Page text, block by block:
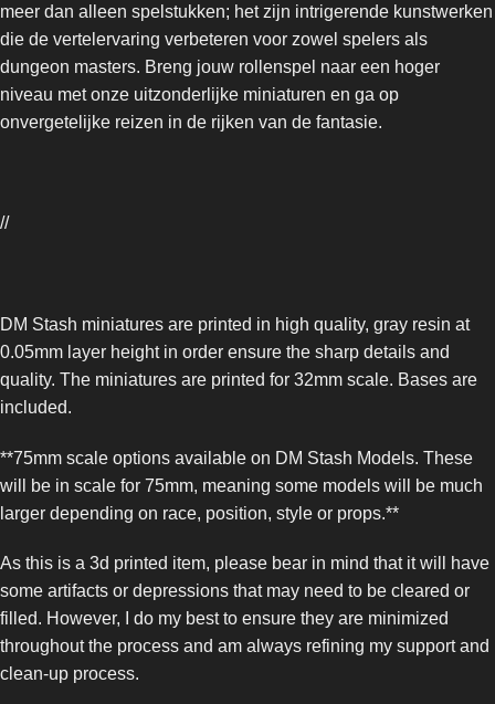
meer dan alleen spelstukken; het zijn intrigerende kunstwerken
die de vertelervaring verbeteren voor zowel spelers als
dungeon masters. Breng jouw rollenspel naar een hoger
niveau met onze uitzonderlijke miniaturen en ga op
onvergetelijke reizen in de rijken van de fantasie.
//
DM Stash miniatures are printed in high quality, gray resin at
0.05mm layer height in order ensure the sharp details and
quality. The miniatures are printed for 32mm scale. Bases are
included.
**75mm scale options available on DM Stash Models. These
will be in scale for 75mm, meaning some models will be much
larger depending on race, position, style or props.**
As this is a 3d printed item, please bear in mind that it will have
some artifacts or depressions that may need to be cleared or
filled. However, I do my best to ensure they are minimized
throughout the process and am always refining my support and
clean-up process.